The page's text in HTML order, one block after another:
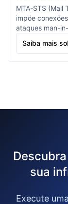
MTA-STS (Mail
impõe
ataques man-
Saiba mais
sua
Execute